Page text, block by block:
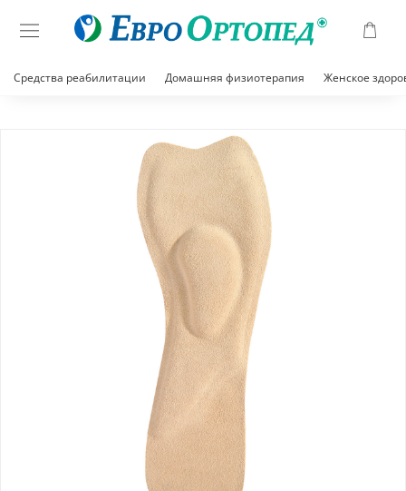
Средства реабилитации Домашняя физиотерапия Женское